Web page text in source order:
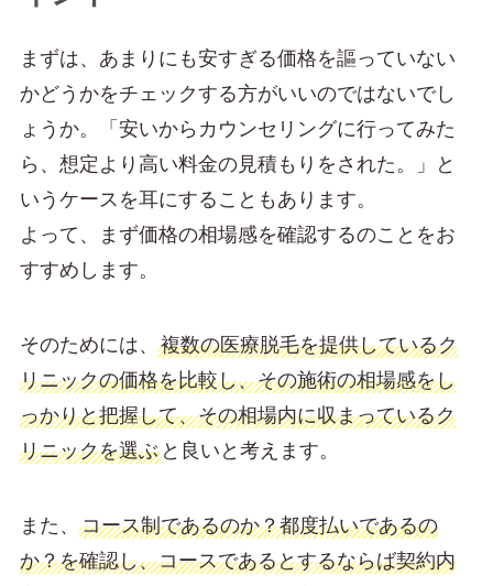
まずは、あまりにも安すぎる価格を謳っていない
かどうかをチェックする方がいいのではないでし
ょうか。「安いからカウンセリングに行ってみた
ら、想定より高い料金の見積もりをされた。」と
いうケースを耳にすることもあります。
よって、まず価格の相場感を確認するのことをお
すすめします。
そのためには、 複数の医療脱毛を提供しているク
リニックの価格を比較し、その施術の相場感をし
っかりと把握して、その相場内に収まっているク
リニックを選ぶと良いと考えます。
また、 コース制であるのか？都度払いであるの
か？を確認し、コースであるとするならば契約内